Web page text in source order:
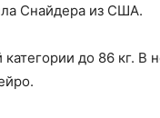
Снайдера из США.
до 86 кг. В